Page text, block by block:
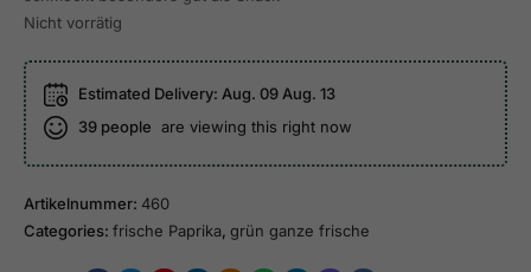
Nicht vorrätig
Estimated Delivery: Aug. 09 Aug. 13
39 people are viewing this right now
Artikelnummer: 460
Categories: frische Paprika, grün ganze frische